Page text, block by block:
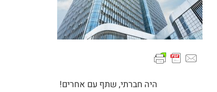
היה חברתי, שתף עם אחרים!